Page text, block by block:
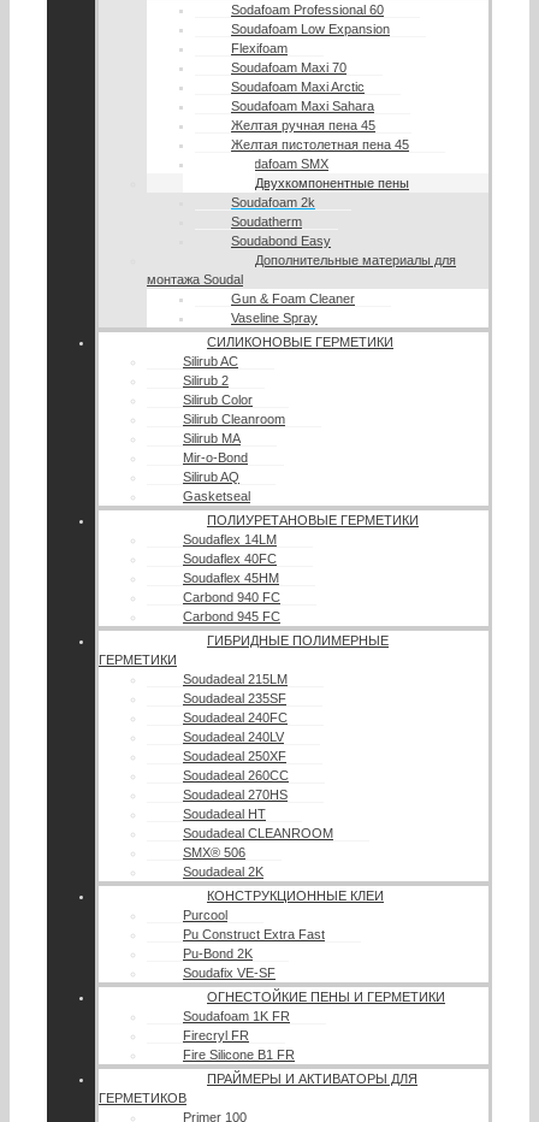
Sodafoam Professional 60
Soudafoam Low Expansion
Flexifoam
Soudafoam Maxi 70
Soudafoam Maxi Arctic
Soudafoam Maxi Sahara
Желтая ручная пена 45
Желтая пистолетная пена 45
Soudafoam SMX
Двухкомпонентные пены
Soudafoam 2k
Soudatherm
Soudabond Easy
Дополнительные материалы для
монтажа Soudal
Gun & Foam Cleaner
Vaseline Spray
СИЛИКОНОВЫЕ ГЕРМЕТИКИ
Silirub AC
Silirub 2
Silirub Color
Silirub Cleanroom
Silirub MA
Mir-o-Bond
Silirub AQ
Gasketseal
ПОЛИУРЕТАНОВЫЕ ГЕРМЕТИКИ
Soudaflex 14LM
Soudaflex 40FC
Soudaflex 45HM
Carbond 940 FC
Carbond 945 FC
ГИБРИДНЫЕ ПОЛИМЕРНЫЕ
ГЕРМЕТИКИ
Soudadeal 215LM
Soudadeal 235SF
Soudadeal 240FC
Soudadeal 240LV
Soudadeal 250XF
Soudadeal 260CC
Soudadeal 270HS
Soudadeal HT
Soudadeal CLEANROOM
SMX® 506
Soudadeal 2K
КОНСТРУКЦИОННЫЕ КЛЕИ
Purcool
Pu Construct Extra Fast
Pu-Bond 2K
Soudafix VE-SF
ОГНЕСТОЙКИЕ ПЕНЫ И ГЕРМЕТИКИ
Soudafoam 1K FR
Firecryl FR
Fire Silicone B1 FR
ПРАЙМЕРЫ И АКТИВАТОРЫ ДЛЯ
ГЕРМЕТИКОВ
Primer 100